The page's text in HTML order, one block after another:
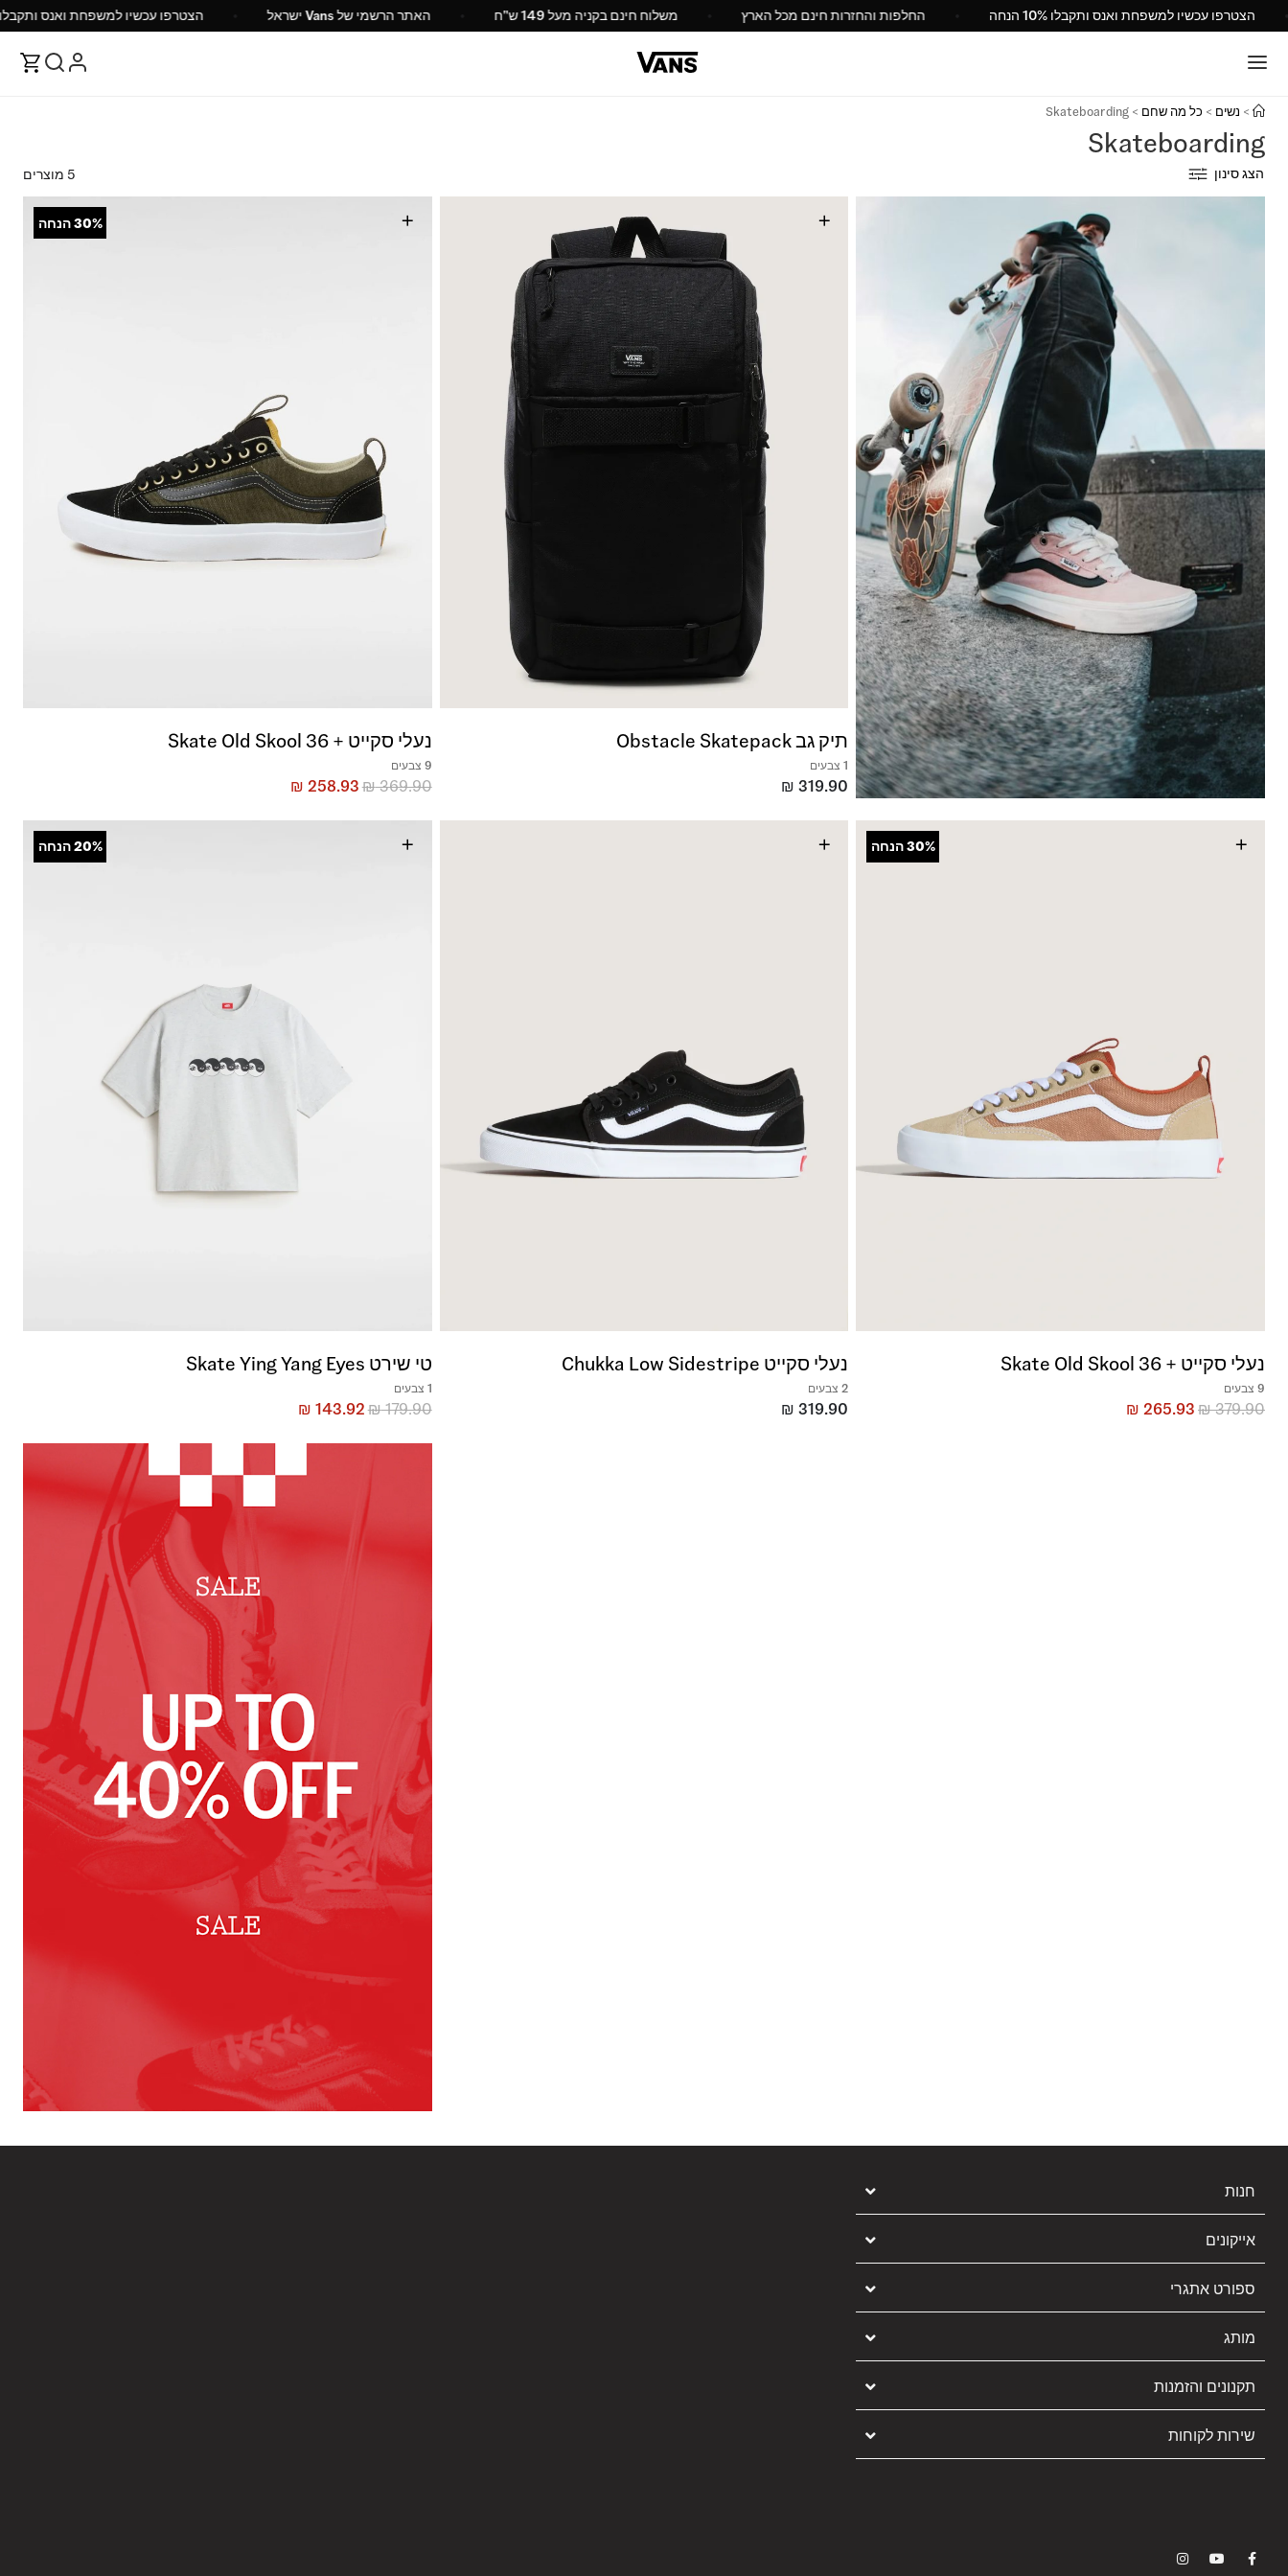
הצטרפו עכשיו למשפחת ואנס ותקבלו 10% הנחה החלפות והחזרות חינם מכל הארץ משלוח חינם בקניה מעל 149 ש"ח האתר הרשמי של Vans ישראל הצטרפו עכשיו למשפחת
Skateboarding
> נשים > כל מה שחם >
Skateboarding
הצג סינון 5 מוצרים
+
תיק גב Obstacle Skatepack
1 צבעים
₪ 319.90
+
30%הנחה
נעלי סקייט + Skate Old Skool 36
9 צבעים
₪369.90
₪ 258.93
+
30%הנחה
נעלי סקייט + Skate Old Skool 36
9 צבעים
₪379.90
₪ 265.93
+
נעלי סקייט Chukka Low Sidestripe
2 צבעים
₪ 319.90
+
20%הנחה
טי שירט Skate Ying Yang Eyes
1 צבעים
₪179.90
₪ 143.92
חנות
אייקונים
ספורט אתגרי
מותג
תקנונים והזמנות
שירות לקוחות